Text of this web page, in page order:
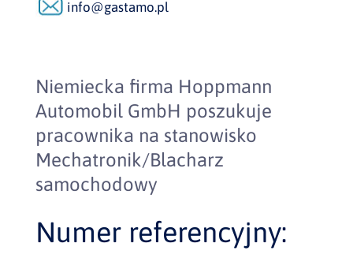
info@gastamo.pl
Niemiecka firma Hoppmann
Automobil GmbH poszukuje
pracownika na stanowisko
Mechatronik/Blacharz
samochodowy
Numer referencyjny: